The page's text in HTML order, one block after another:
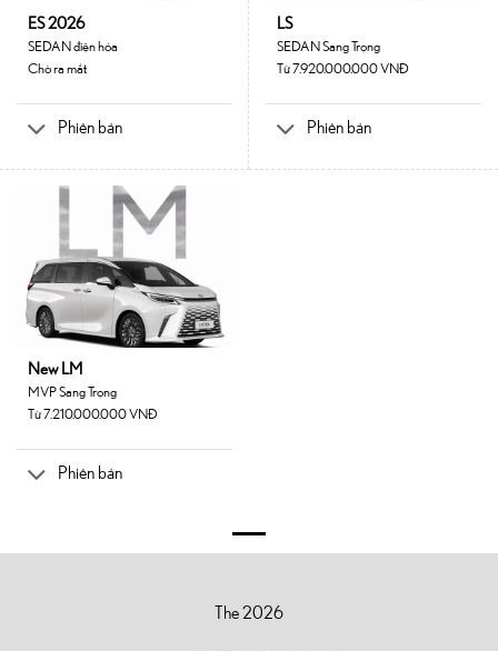
ES 2026
SEDAN điện hóa
Chờ ra mắt
Phiên bản
LS
SEDAN Sang Trọng
Từ 7.920.000.000 VNĐ
Phiên bản
New LM
MVP Sang Trọng
Từ 7.210.000.000 VNĐ
Phiên bản
The 2026